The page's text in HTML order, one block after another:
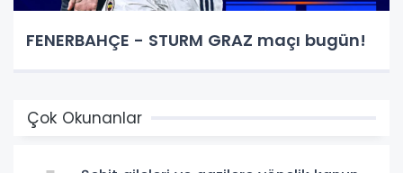
FENERBAHÇE - STURM GRAZ maçı bugün!
Çok Okunanlar